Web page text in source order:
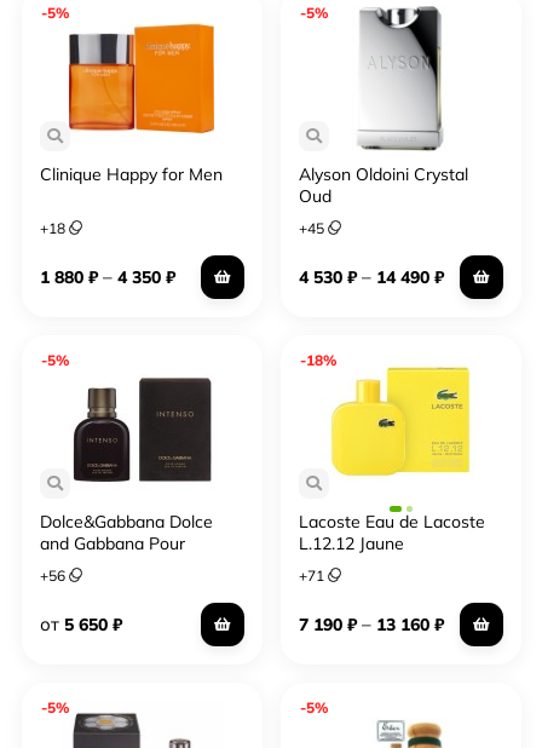
-5%
Clinique Happy for Men
+18
1 880 ₽– 4 350 ₽
-5%
Alyson Oldoini Crystal
Oud
+45
4 530 ₽– 14 490 ₽
-5%
Dolce&Gabbana Dolce
and Gabbana Pour
Homme Intenso
+56
от 5 650 ₽
-18%
Lacoste Eau de Lacoste
L.12.12 Jaune
+71
7 190 ₽– 13 160 ₽
-5% -5%